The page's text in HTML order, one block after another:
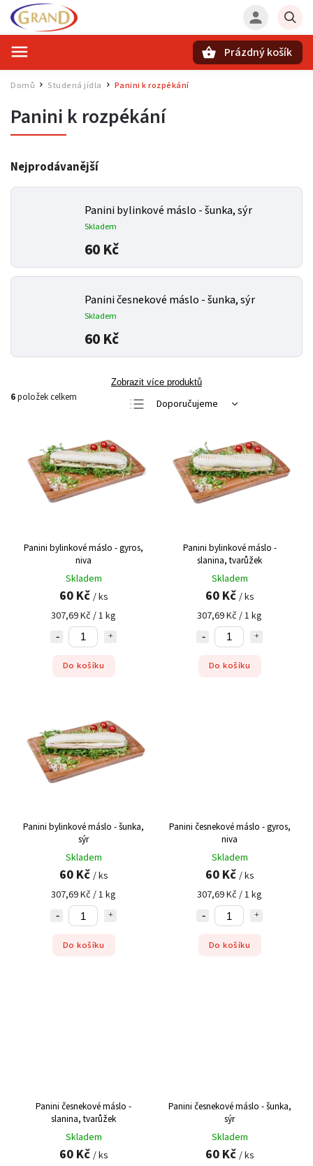
Prázdný košík
Domů / Studená jídla Panini k rozpékání
Panini k rozpékání
Nejprodávanější
Panini bylinkové máslo - šunka, sýr
Skladem
60 Kč
Panini česnekové máslo - šunka, sýr
Skladem
60 Kč
Zobrazit více produktů
Doporučujeme
Nejdražší
Nejprodávanější
Abecedně
6položek celkem
Panini bylinkové máslo - gyros,
niva
Skladem
60 Kč / ks
307,69 Kč / 1 kg
Do košíku
Panini bylinkové máslo -
slanina, tvarůžek
Skladem
60 Kč / ks
307,69 Kč / 1 kg
Do košíku
Panini bylinkové máslo - šunka,
sýr
Skladem
60 Kč / ks
307,69 Kč / 1 kg
Do košíku
Panini česnekové máslo - gyros,
niva
Skladem
60 Kč / ks
307,69 Kč / 1 kg
Do košíku
Panini česnekové máslo -
slanina, tvarůžek
Skladem
60 Kč / ks
Panini česnekové máslo - šunka,
sýr
Skladem
60 Kč / ks